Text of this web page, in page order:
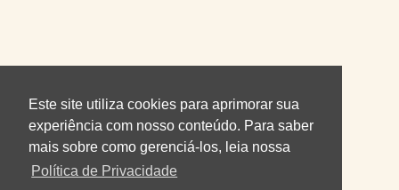
Este site utiliza cookies para aprimorar sua
experiência com nosso conteúdo. Para saber
mais sobre como gerenciá-los, leia nossa
Política de Privacidade